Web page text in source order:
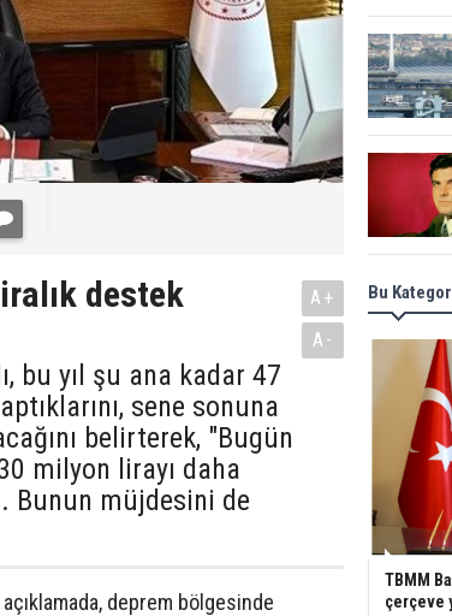
destek
bu yıl şu ana kadar 47
sene sonuna
belirterek, "Bugün
milyon lirayı daha
Bunun müjdesini de
A+
A-
deprem bölgesinde
Bu
TBMM
çerçeve